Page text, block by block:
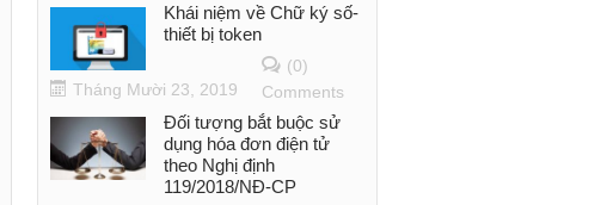
Khái niệm về Chữ ký số-
thiết bị token
Tháng Mười 23, 2019
(0)
Comments
Đối tượng bắt buộc sử
dụng hóa đơn điện tử
theo Nghị định
119/2018/NĐ-CP